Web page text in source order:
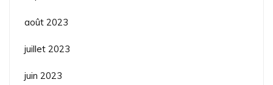
août 2023
juillet 2023
juin 2023